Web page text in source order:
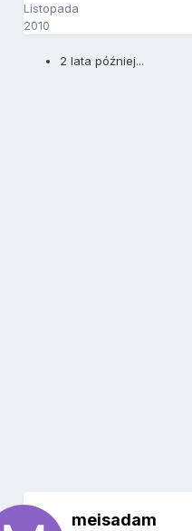
Listopada
2010
2 lata później...
meisadam